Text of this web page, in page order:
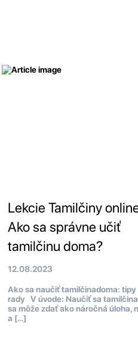
Lekcie Tamilčiny
Ako sa správne učiť
tamilčinu doma?
12.08.2023
Ako sa naučiť tamilčinadoma: tipy
rady V úvode: Naučiť sa
sa môže zdať ako náročná úloha,
a […]